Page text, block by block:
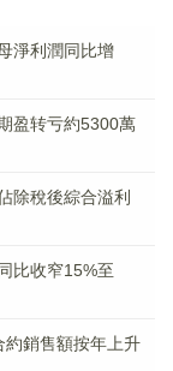
淨利潤同比增
盈转亏約5300萬
除稅後綜合溢利
比收窄15%至
銷售額按年上升